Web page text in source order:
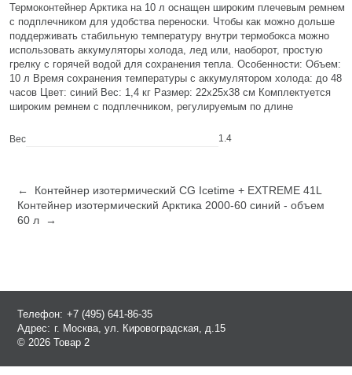
Термоконтейнер Арктика на 10 л оснащен широким плечевым ремнем
с подплечником для удобства переноски. Чтобы как можно дольше
поддерживать стабильную температуру внутри термобокса можно
использовать аккумуляторы холода, лед или, наоборот, простую
грелку с горячей водой для сохранения тепла. Особенности: Объем:
10 л Время сохранения температуры с аккумулятором холода: до 48
часов Цвет: синий Вес: 1,4 кг Размер: 22х25х38 см Комплектуется
широким ремнем с подплечником, регулируемым по длине
Вес 1.4
← Контейнер изотермический CG Icetime + EXTREME 41L
Контейнер изотермический Арктика 2000-60 синий - объем
60 л →
Телефон: +7 (495) 641-86-35
Адрес: г. Москва, ул. Кировоградская, д.15
© 2026 Товар 2